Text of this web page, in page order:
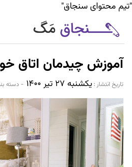
"تیم محتوای سنجاق"
زنده‌تر
سیر تا
Mag
بازار
آموزش چیدمان اتاق
تاریخ انتشار :‌ یکشنبه ۲۷ تیر ۱۴۰۰ - دسته